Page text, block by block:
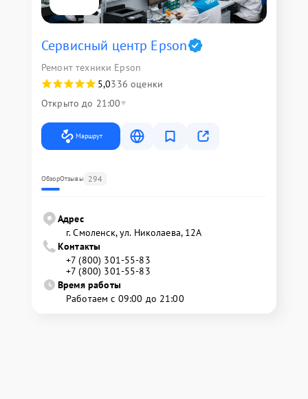
Сервисный центр Epson
Ремонт техники Epson
5,0336 оценки
Открыто до 21:00
Маршрут
ОбзорОтзывы 294
Адрес
г. Смоленск, ул. Николаева, 12А
Контакты
+7 (800) 301-55-83
+7 (800) 301-55-83
Время работы
Работаем с 09:00 до 21:00